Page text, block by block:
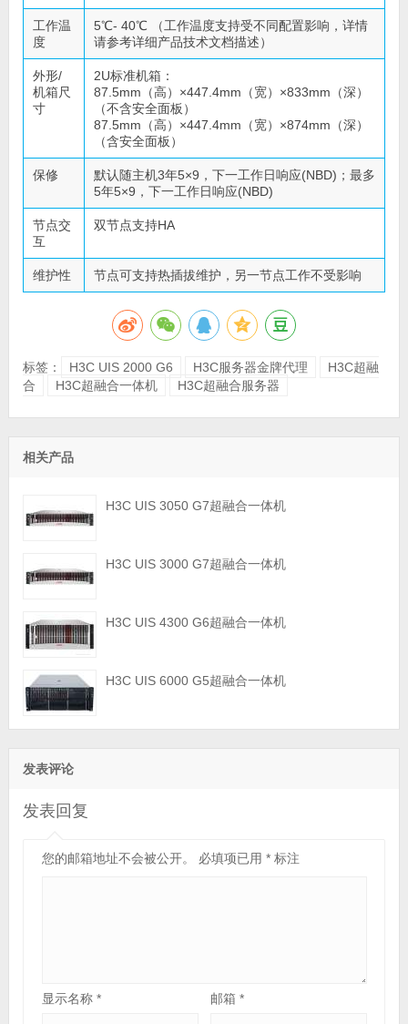
工作温
度
5℃- 40℃ （工作温度支持受不同配置影响，详情
请参考详细产品技术文档描述）
外形/
机箱尺
寸
2U标准机箱：
87.5mm（高）×447.4mm（宽）×833mm（深）
（不含安全面板）
87.5mm（高）×447.4mm（宽）×874mm（深）
（含安全面板）
保修
默认随主机3年5×9，下一工作日响应(NBD)；最多
5年5×9，下一工作日响应(NBD)
节点交
互
双节点支持HA
维护性 节点可支持热插拔维护，另一节点工作不受影响
标签： H3C UIS 2000 G6 H3C服务器金牌代理
H3C超融
合
H3C超融合一体机 H3C超融合服务器
相关产品
H3C UIS 3050 G7超融合一体机
H3C UIS 3000 G7超融合一体机
H3C UIS 4300 G6超融合一体机
H3C UIS 6000 G5超融合一体机
发表评论
发表回复
您的邮箱地址不会被公开。 必填项已用 *标注
显示名称 * 邮箱*